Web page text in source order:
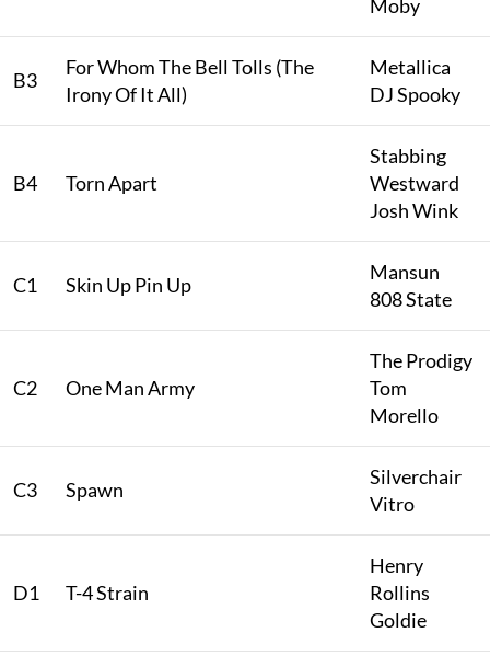
Moby
B3
For Whom The Bell Tolls (The
Irony Of It All)
Metallica
DJ Spooky
B4 Torn Apart
Stabbing
Westward
Josh Wink
C1 Skin Up Pin Up
Mansun
808 State
C2 One Man Army
The Prodigy
Tom
Morello
C3 Spawn
Silverchair
Vitro
D1 T-4 Strain
Henry
Rollins
Goldie